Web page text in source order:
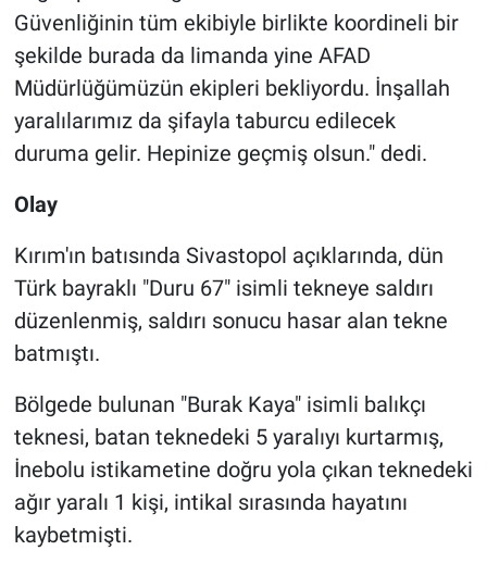
Güvenliğinin tüm ekibiyle birlikte koordineli bir
şekilde burada da limanda yine AFAD
Müdürlüğümüzün ekipleri bekliyordu. İnşallah
yaralılarımız da şifayla taburcu edilecek
duruma gelir. Hepinize geçmiş olsun." dedi.
Olay
Kırım'ın batısında Sivastopol açıklarında, dün
Türk bayraklı "Duru 67" isimli tekneye saldırı
düzenlenmiş, saldırı sonucu hasar alan tekne
batmıştı.
Bölgede bulunan "Burak Kaya" isimli balıkçı
teknesi, batan teknedeki 5 yaralıyı kurtarmış,
İnebolu istikametine doğru yola çıkan teknedeki
ağır yaralı 1 kişi, intikal sırasında hayatını
kaybetmişti.